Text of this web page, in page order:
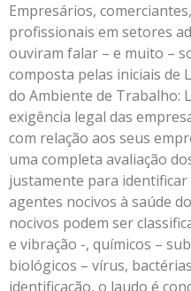
Empresários,
profissionais em setores
ouviram falar – e muito –
composta pelas iniciais de
do Ambiente de Trabalho:
exigência legal das
com relação aos seus
uma completa avaliação
justamente para identificar
agentes nocivos à saúde
nocivos podem ser
e vibração -, químicos –
biológicos – vírus,
identificação, o laudo é